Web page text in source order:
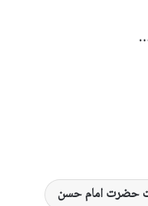
حضرت امام حسن